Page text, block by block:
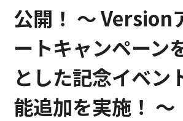
公開！ ～ Version
ートキャンペーン
とした記念イベン
能追加を実施！ ～